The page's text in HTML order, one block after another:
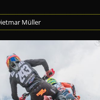
Müller